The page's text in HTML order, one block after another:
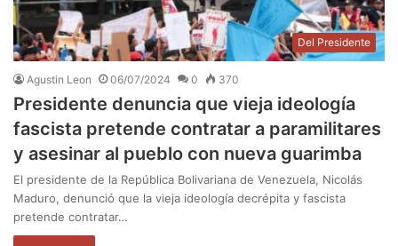
Del Presidente
Agustin Leon 06/07/2024 0 370
Presidente denuncia que vieja ideología
fascista pretende contratar a paramilitares
y asesinar al pueblo con nueva guarimba
El presidente de la República Bolivariana de Venezuela, Nicolás
Maduro, denunció que la vieja ideología decrépita y fascista
pretende contratar…